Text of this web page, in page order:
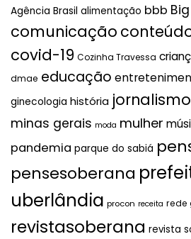
Agência Brasil alimentação bbb
comunicação
covid-19 Cozinha Travessa
dmae educação
ginecologia história jornalismo
minas gerais moda mulher
pandemia parque do sabiá
pensesoberana
uberlândia procon receita rede
revistasoberana revista